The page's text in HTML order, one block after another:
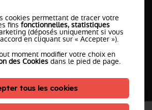
Pompiers
proche
Center • Mentions Légales •
cookies permettant de tracer votre
fins fonctionnelles, statistiques
(déposés uniquement si vous
en cliquant sur « Accepter »).
moment modifier votre choix en
des Cookies dans le pied de page.
tous les cookies